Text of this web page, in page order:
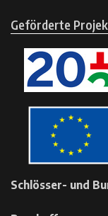
Geförderte
Schlösser- und